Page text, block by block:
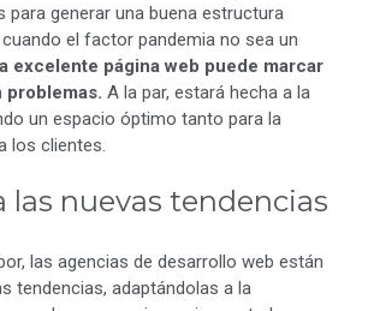
para generar una buena estructura
el factor pandemia no sea un
excelente página web puede marcar
problemas. A la par, estará hecha a la
un espacio óptimo tanto para la
los clientes.
las nuevas tendencias
las agencias de desarrollo web están
tendencias, adaptándolas a la